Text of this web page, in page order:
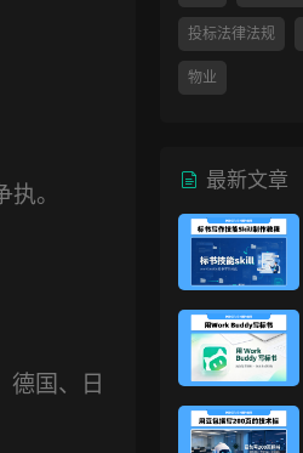
。
德国、日
投标法律法规
物业
最新文章